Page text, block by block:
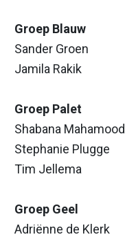
Groep Blauw
Sander Groen
Jamila Rakik
Groep Palet
Shabana Mahamood
Stephanie Plugge
Tim Jellema
Groep Geel
Adriënne de Klerk